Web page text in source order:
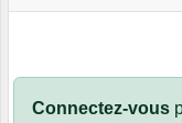
Connectez-vous